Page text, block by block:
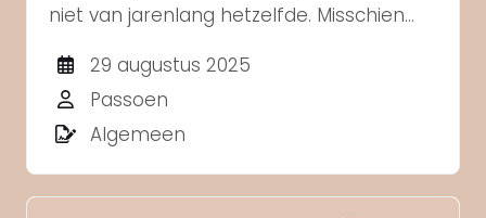
niet van jarenlang hetzelfde. Misschien
of uitdaging. Of je voelt simpelweg dat
het tijd is voor iets nieuws.
29 augustus 2025
Passoen
Algemeen